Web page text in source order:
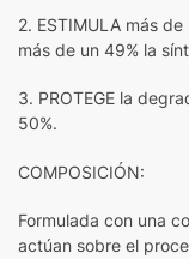
2. ESTIMULA más
más de un 49% la
3. PROTEGE la
50%.
COMPOSICIÓN:
Formulada con una
actúan sobre el